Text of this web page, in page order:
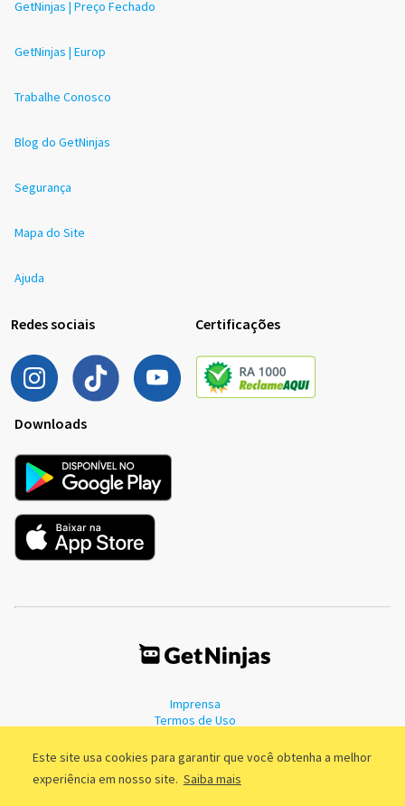
Este site usa cookies para garantir que você obtenha a melhor
experiência em nosso site. Saiba mais
GetNinjas | Preço Fechado
GetNinjas | Europ
Trabalhe Conosco
Blog do GetNinjas
Segurança
Mapa do Site
Ajuda
Redes sociais Certificações
Downloads
Imprensa
Termos de Uso